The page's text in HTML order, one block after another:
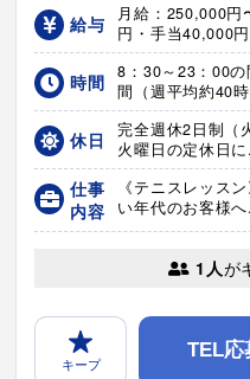
給与
月給：250,000
円・手当40,000
時間
8：30～23：00
間（週平均約40
休日
完全週休2日制（
火曜日の定休日
仕事
内容
《テニスレッス
い年代のお客様
1人が
キープ
TEL応